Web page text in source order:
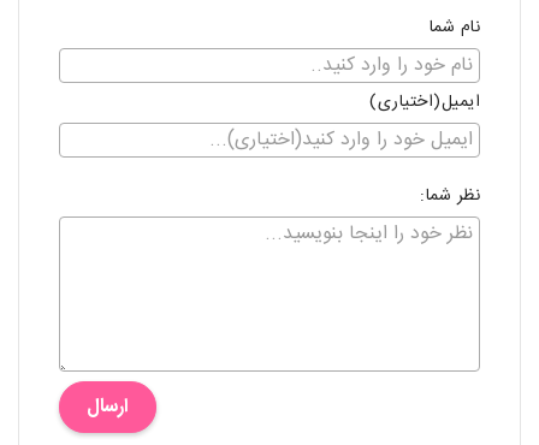
نام شما
ایمیل(اختیاری)
نظر شما:
ارسال